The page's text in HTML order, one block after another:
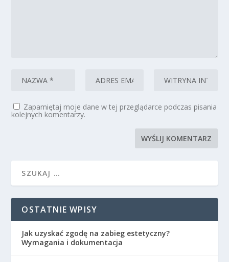
Zapamiętaj moje dane w tej przeglądarce podczas pisania
kolejnych komentarzy.
OSTATNIE WPISY
Jak uzyskać zgodę na zabieg estetyczny?
Wymagania i dokumentacja